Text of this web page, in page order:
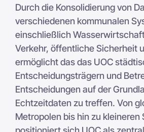
Durch die Konsolidierung von
verschiedenen kommunalen
einschließlich
Verkehr, öffentliche Sicherheit
ermöglicht das das UOC
Entscheidungsträgern und
Entscheidungen auf der
Echtzeitdaten zu treffen. Von
Metropolen bis hin zu kleineren